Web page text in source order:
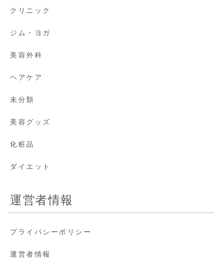
クリニック
ジム・ヨガ
美容外科
ヘアケア
未分類
美容グッズ
化粧品
ダイエット
運営者情報
プライバシーポリシー
運営者情報